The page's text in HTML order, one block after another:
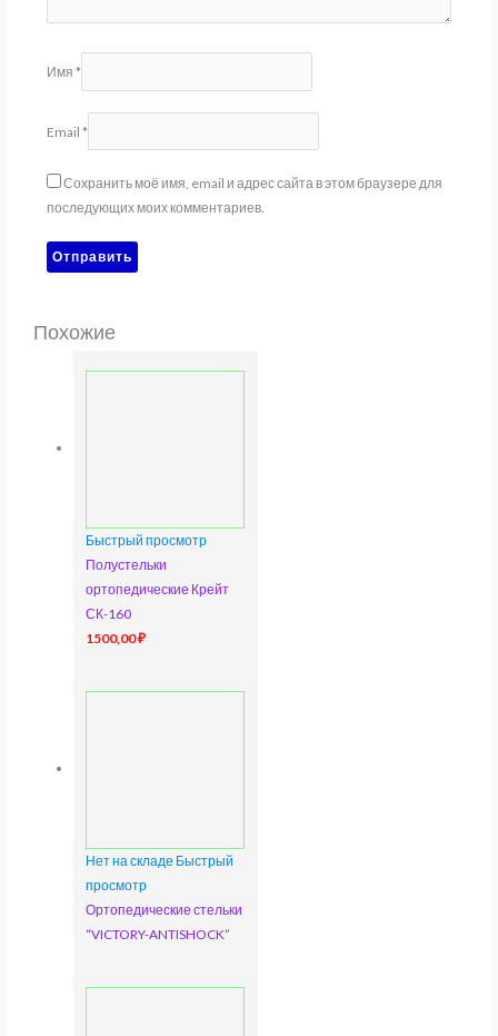
Имя *
Email *
Сохранить моё имя, email и адрес сайта в этом браузере для
последующих моих комментариев.
Похожие
Быстрый просмотр
Полустельки
ортопедические Крейт
СК-160
1500,00₽
Нет на складе Быстрый
просмотр
Ортопедические стельки
“VICTORY-ANTISHOCK”